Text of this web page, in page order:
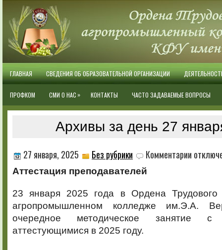
ГЛАВНАЯ СВЕДЕНИЯ ОБ ОБРАЗОВАТЕЛЬНОЙ ОРГАНИЗАЦИИ
ПРОФКОМ СМИ О НАС » КОНТАКТЫ ЧАСТО ЗАДАВАЕМЫЕ ВОПРОСЫ
Архивы за день 27
27 января, 2025 Без рубрики Комментарии записи
Аттестация преподавателей
23 января 2025 года в Ордена Трудового
агропромышленном колледже им.Э.А.
очередное методическое занятие с
аттестующимися в 2025 году.